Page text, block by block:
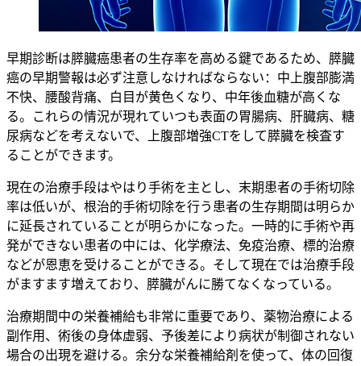
早期診断は膵臓癌患者の生存率を高める鍵であるため、膵臓
癌の早期警報は必ず注意しなければならない：中上腹部膨満
不快、腰酸背痛、白目が黄色くなり、中年後血糖が高くな
る。これらの情況が現れていつも表面の胃腸病、肝臓病、糖
尿病などを考えないで、上腹部増強CTをして膵臓を検査す
ることができます。
現在の治療手段はやはり手術を主とし、末期患者の手術切除
率は低いが、根治的手術切除を行う患者の生存期間は明らか
に延長されていることが明らかになった。一時的に手術や再
発ができない患者の中には、化学療法、免疫治療、標的治療
などが恩恵を受けることができる。そして現在では治療手段
がますます増えており、膵臓がんに勝てなくなっている。
治療期間中の栄養補給も非常に重要であり、薬物治療による
副作用、術後の身体虚弱、予後差により病状が制御されない
場合の出現を避ける。余分な栄養補給剤を使って、体の回復